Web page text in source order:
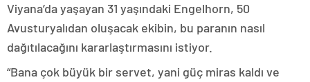
Viyana’da yaşayan 31 yaşındaki Engelhorn, 50
Avusturyalıdan oluşacak ekibin, bu paranın nasıl
dağıtılacağını kararlaştırmasını istiyor.
“Bana çok büyük bir servet, yani güç miras kaldı ve